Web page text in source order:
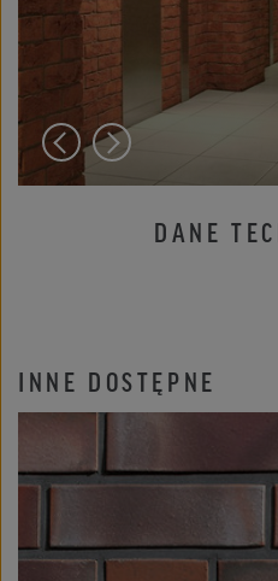
DANE
INNE DOSTĘPNE